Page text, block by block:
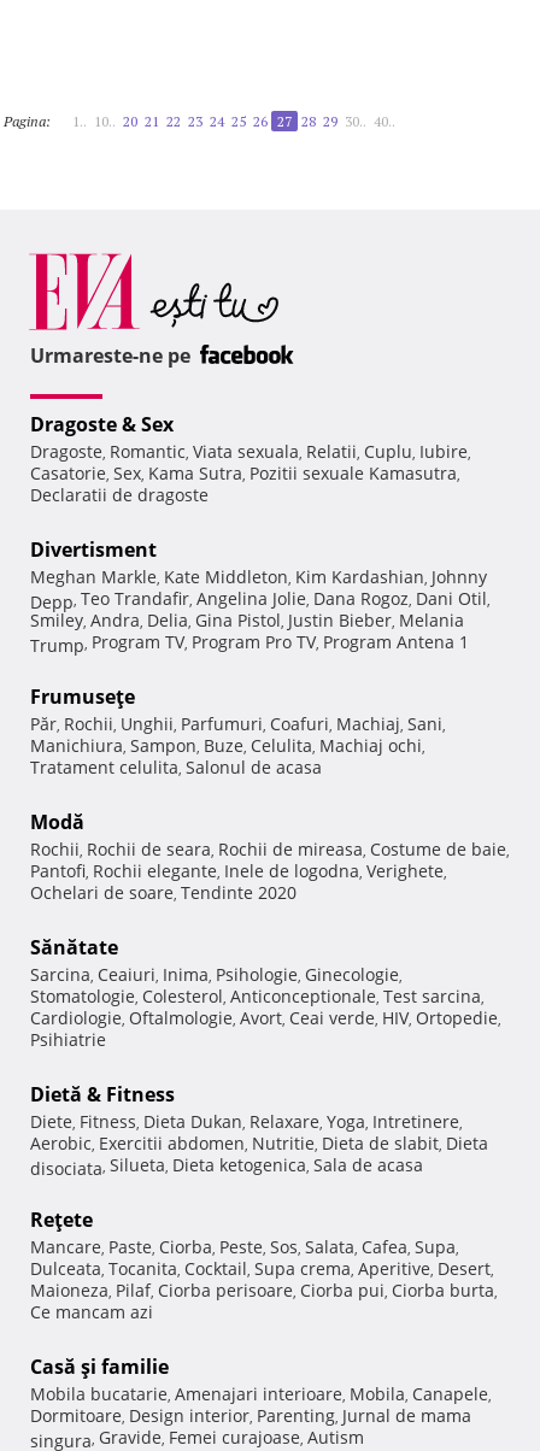
Pagina: 1.. 10.. 20 21 22 23 24 25 26 27 28 29 30.. 40..
Urmareste-ne pe
Dragoste & Sex
Dragoste, Romantic, Viata sexuala, Relatii, Cuplu, Iubire,
Casatorie, Sex, Kama Sutra, Pozitii sexuale Kamasutra,
Declaratii de dragoste
Divertisment
Meghan Markle, Kate Middleton, Kim Kardashian, Johnny
Depp, Teo Trandafir, Angelina Jolie, Dana Rogoz, Dani Otil,
Smiley, Andra, Delia, Gina Pistol, Justin Bieber, Melania
Trump, Program TV, Program Pro TV, Program Antena 1
Frumuseţe
Păr, Rochii, Unghii, Parfumuri, Coafuri, Machiaj, Sani,
Manichiura, Sampon, Buze, Celulita, Machiaj ochi,
Tratament celulita, Salonul de acasa
Modă
Rochii, Rochii de seara, Rochii de mireasa, Costume de baie,
Pantofi, Rochii elegante, Inele de logodna, Verighete,
Ochelari de soare, Tendinte 2020
Sănătate
Sarcina, Ceaiuri, Inima, Psihologie, Ginecologie,
Stomatologie, Colesterol, Anticonceptionale, Test sarcina,
Cardiologie, Oftalmologie, Avort, Ceai verde, HIV, Ortopedie,
Psihiatrie
Dietă & Fitness
Diete, Fitness, Dieta Dukan, Relaxare, Yoga, Intretinere,
Aerobic, Exercitii abdomen, Nutritie, Dieta de slabit, Dieta
disociata, Silueta, Dieta ketogenica, Sala de acasa
Reţete
Mancare, Paste, Ciorba, Peste, Sos, Salata, Cafea, Supa,
Dulceata, Tocanita, Cocktail, Supa crema, Aperitive, Desert,
Maioneza, Pilaf, Ciorba perisoare, Ciorba pui, Ciorba burta,
Ce mancam azi
Casă şi familie
Mobila bucatarie, Amenajari interioare, Mobila, Canapele,
Dormitoare, Design interior, Parenting, Jurnal de mama
singura, Gravide, Femei curajoase, Autism